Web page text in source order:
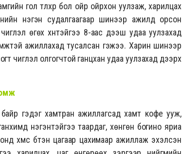
гол түлхүүр бол ойр ойрхон уулзаж, харилцах
нэгэн судалгаагаар шинээр ажилд орсон
өгөх хүнтэйгээ 8-аас дээш удаа уулзахад
ажиллахад тусалсан гэжээ. Харин шинээр
чиглэл олгогчтой ганцхан удаа уулзахад дээрх
гэдэг хамтран ажиллагсад хамт кофе ууж,
нэгэнтэйгээ таардаг, хөнгөн богино яриа
хүмүүс бүтэн цагаар цахимаар ажиллаж эхэлсэн